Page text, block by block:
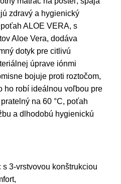
zdravý a hygienický
ALOE VERA, s
Aloe Vera, dodáva
dotyk pre citlivú
úprave iónmi
bojuje proti roztočom,
ho robí ideálnou voľbou pre
na 60 °C, poťah
a dlhodobú hygienickú
s 3-vrstvovou konštrukciou